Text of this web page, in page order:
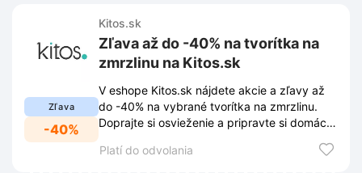
Zľava
-40%
Kitos.sk
Zľava až do -40% na tvorítka na
zmrzlinu na Kitos.sk
V eshope Kitos.sk nájdete akcie a zľavy až
do -40% na vybrané tvorítka na zmrzlinu.
Doprajte si osvieženie a pripravte si domácu
Platí do odvolania